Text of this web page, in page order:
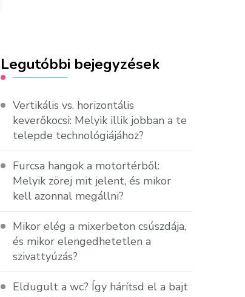
Legutóbbi bejegyzések
Vertikális vs. horizontális
keverőkocsi: Melyik illik jobban a te
telepde technológiájához?
Furcsa hangok a motortérből:
Melyik zörej mit jelent, és mikor
kell azonnal megállni?
Mikor elég a mixerbeton csúszdája,
és mikor elengedhetetlen a
szivattyúzás?
Eldugult a wc? Így hárítsd el a bajt